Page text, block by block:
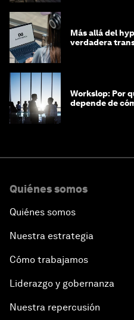
Más allá del
verdadera
Workslop: Por
depende de
Quiénes somos
Quiénes somos
Nuestra estrategia
Cómo trabajamos
Liderazgo y gobernanza
Nuestra repercusión